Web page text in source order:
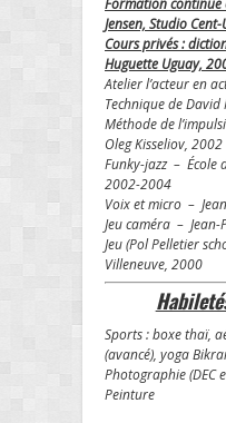
Formation
Jensen, Studio
Cours privés :
Huguette Uguay,
Atelier l’acteur en
Technique de
Méthode de
Oleg Kisseliov, 2002
Funky-jazz – École
2002-2004
Voix et micro –
Jeu caméra –
Jeu (Pol Pelletier
Villeneuve, 2000
Sports : boxe thaï,
(avancé), yoga
Photographie (DEC
Peinture